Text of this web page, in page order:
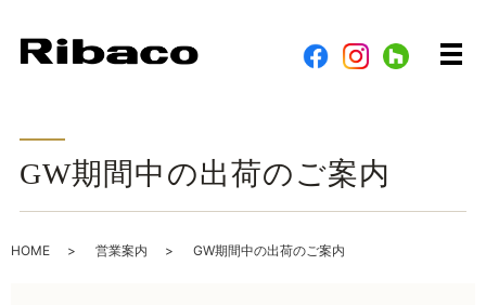
メ
GW期間中の出荷のご案内
HOME 営業案内 GW期間中の出荷のご案内